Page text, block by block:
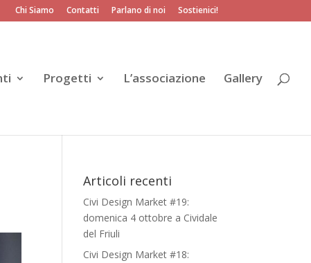
Chi Siamo Contatti Parlano di noi Sostienici!
Progetti L’associazione Gallery
Articoli recenti
Civi Design Market #19:
domenica 4 ottobre a Cividale
del Friuli
Civi Design Market #18: